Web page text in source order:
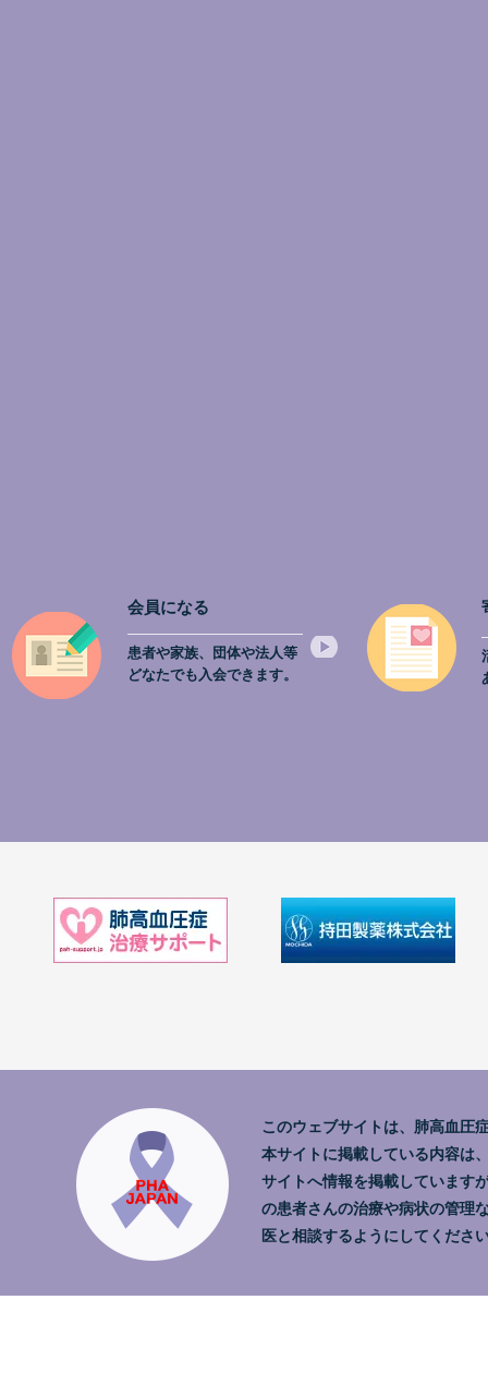
会員になる
患者や家族、団体や法人等
どなたでも入会できます。
このウェブサイトは、肺高血圧
本サイトに掲載している内容は
サイトへ情報を掲載しています
の患者さんの治療や病状の管理
医と相談するようにしてくださ